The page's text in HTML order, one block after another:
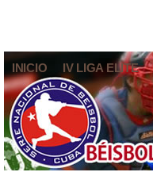
INICIO IV LIGA ELITE